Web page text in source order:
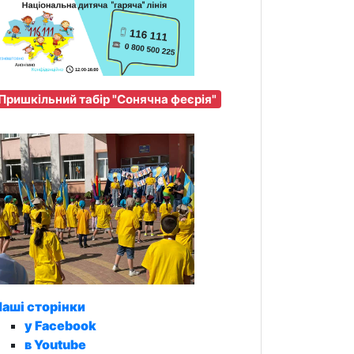
табір "Сонячна феєрія"
сторінки
у Facebook
в Youtube